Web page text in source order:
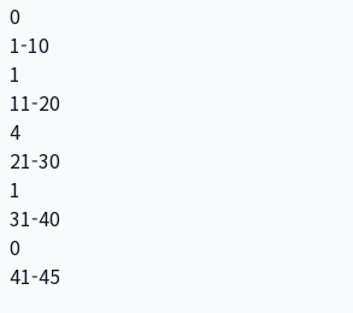
0
1-10
1
11-20
4
21-30
1
31-40
0
41-45